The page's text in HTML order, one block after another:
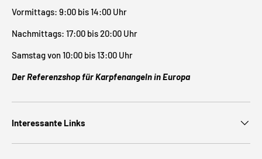
Vormittags: 9:00 bis 14:00 Uhr
Nachmittags: 17:00 bis 20:00 Uhr
Samstag von 10:00 bis 13:00 Uhr
Der Referenzshop für Karpfenangeln in Europa
Interessante Links